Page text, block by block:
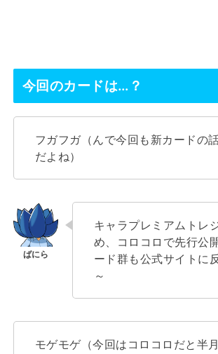
今回のカードは…？
フガフガ（んで今回も新カードの
だよね）
キャラプレミアムトレ
め、コロコロで先行公
ード群も公式サイトに
～
モゲモゲ（今回はコロコロだと半月